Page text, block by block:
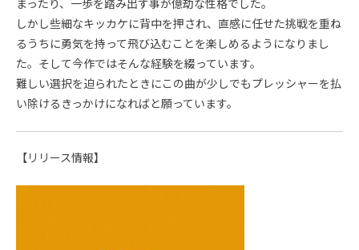
まったり、一歩を踏み出す事が億劫な性格でした。
しかし些細なキッカケに背中を押され、直感に任せた挑戦を重ね
るうちに勇気を持って飛び込むことを楽しめるようになりまし
た。そして今作ではそんな経験を綴っています。
難しい選択を迫られたときにこの曲が少しでもプレッシャーを払
い除けるきっかけになればと願っています。
【リリース情報】